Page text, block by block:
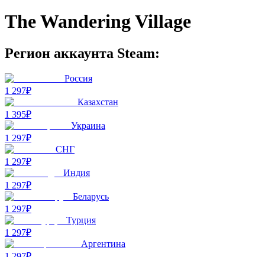
The Wandering Village
Регион аккаунта Steam:
Россия
1 297₽
Казахстан
1 395₽
Украина
1 297₽
СНГ
1 297₽
Индия
1 297₽
Беларусь
1 297₽
Турция
1 297₽
Аргентина